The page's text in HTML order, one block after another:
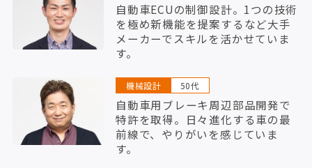
自動車ECUの制御設計。1つの技術
を極め新機能を提案するなど大手
メーカーでスキルを活かせていま
す。
機械設計 50代
自動車用ブレーキ周辺部品開発で
特許を取得。日々進化する車の最
前線で、やりがいを感じていま
す。